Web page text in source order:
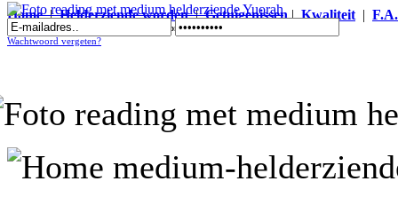
Home|Helderziende worden|Getuigenissen|Kwaliteit |
Foto reading met medium helderziende Yuorah
Wachtwoord vergeten?